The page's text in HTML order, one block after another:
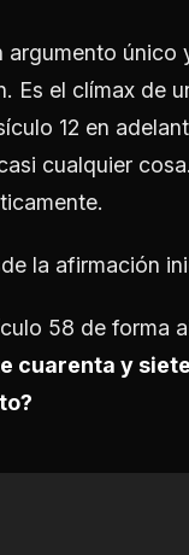
único
Es el clímax de
12 en
cualquier
la afirmación
58 de forma
cuarenta y